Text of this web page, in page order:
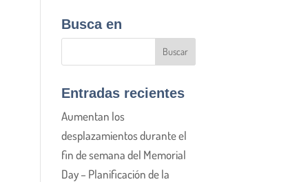
Busca en
Entradas recientes
Aumentan los
desplazamientos durante el
fin de semana del Memorial
Day – Planificación de la